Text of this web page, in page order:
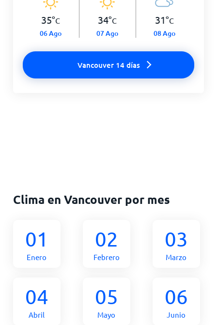
35°C
06 Ago
34°C
07 Ago
31°C
08 Ago
Vancouver 14 días
Clima en Vancouver por mes
01
Enero
02
Febrero
03
Marzo
04
Abril
05
Mayo
06
Junio